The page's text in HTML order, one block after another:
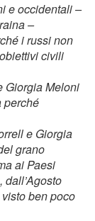
e occidentali –
–
i russi non
civili
Giorgia Meloni
perché
e Giorgia
grano
ai Paesi
ben poco